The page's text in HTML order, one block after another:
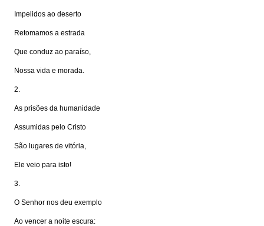
Impelidos ao deserto
Retomamos a estrada
Que conduz ao paraíso,
Nossa vida e morada.
2.
As prisões da humanidade
Assumidas pelo Cristo
São lugares de vitória,
Ele veio para isto!
3.
O Senhor nos deu exemplo
Ao vencer a noite escura: